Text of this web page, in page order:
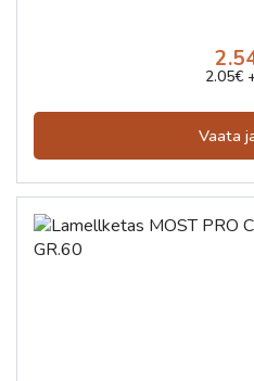
2.05€
Vaata